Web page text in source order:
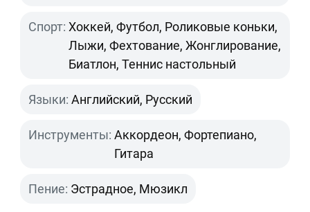
Спорт: Хоккей, Футбол, Роликовые коньки,
Лыжи, Фехтование, Жонглирование,
Биатлон, Теннис настольный
Языки: Английский, Русский
Инструменты: Аккордеон, Фортепиано,
Гитара
Пение: Эстрадное, Мюзикл